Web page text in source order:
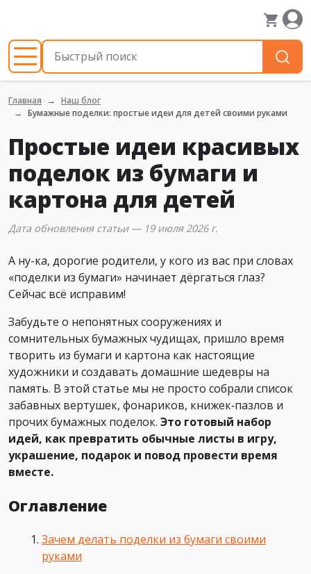
Главная
Наш блог
Бумажные поделки: простые идеи для детей своими руками
Простые идеи красивых
поделок из бумаги и
картона для детей
Дата обновления статьи — 19 июля 2026 г.
А ну-ка, дорогие родители, у кого из вас при словах
«поделки из бумаги» начинает дёргаться глаз?
Сейчас всё исправим!
Забудьте о непонятных сооружениях и
сомнительных бумажных чудищах, пришло время
творить из бумаги и картона как настоящие
художники и создавать домашние шедевры на
память. В этой статье мы не просто собрали список
забавных вертушек, фонариков, книжек‑пазлов и
прочих бумажных поделок. Это готовый набор
идей, как превратить обычные листы в игру,
украшение, подарок и повод провести время
вместе.
Оглавление
Зачем делать поделки из бумаги своими
руками